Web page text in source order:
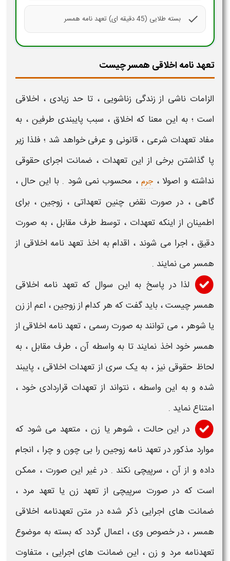
check بسته طلایی (45 دقیقه ای) تعهد نامه همسر
تعهد نامه اخلاقی همسر چیست
الزامات ناشی از زندگی زناشویی ، تا حد زیادی ، اخلاقی
است ؛ به این معنا که اخلاق ، سبب پایبندی طرفین ، به
مفاد تعهدات شرعی ، قانونی و عرفی خواهد شد ؛ فلذا زیر
پا گذاشتن برخی از این تعهدات ، ضمانت اجرای حقوقی
نداشته و اصولا ،جرم ، محسوب نمی شود . با این حال ،
گاهی ، در صورت نقض چنین تعهداتی ، زوجین ، برای
اطمینان از اینکه تعهدات ، توسط طرف مقابل ، به صورت
دقیق ، اجرا می شوند ، اقدام به اخذ تعهد نامه اخلاقی از
همسر می نمایند .
لذا در پاسخ به این سوال که تعهد نامه اخلاقی
همسر چیست، باید گفت که هر کدام اززوجین، اعم اززن
یا شوهر ، می توانند به صورت رسمی ، تعهد نامه اخلاقی از
همسرخود اخذ نمایند تا به واسطه آن ، طرف مقابل ، به
لحاظ حقوقی نیز ، به یک سری از تعهدات اخلاقی ، پایبند
شده و به این واسطه ، نتواند از تعهدات قراردادی خود ،
امتناع نماید .
در این حالت ، شوهر یا زن ، متعهد می شود که
موارد مذکور درتعهد نامه زوجین را بی چون و چرا ، انجام
داده و از آن ، سرپیچی نکند . در غیر این صورت ، ممکن
است که در صورت سرپیچی از تعهد زن یا تعهد مرد ،
ضمانت های اجرایی ذکر شده در متن تعهدنامه اخلاقی
همسر ، در خصوص وی ، اعمال گردد که بسته به موضوع
تعهدنامه مرد و زن ، این ضمانت های اجرایی ، متفاوت